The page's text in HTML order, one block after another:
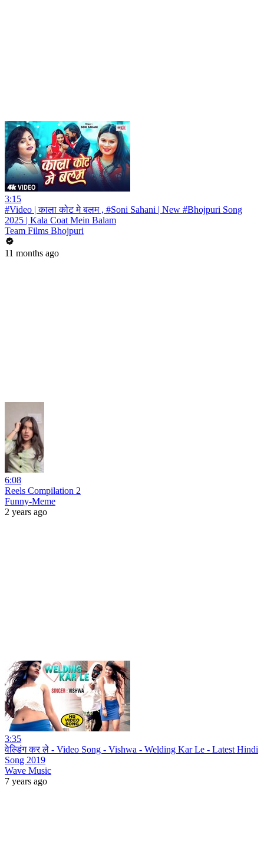
3:15
#Video | काला कोट मे बलम , #Soni Sahani | New #Bhojpuri Song
2025 | Kala Coat Mein Balam
Team Films Bhojpuri
11 months ago
6:08
Reels Compilation 2
Funny-Meme
2 years ago
3:35
वेल्डिंग कर ले - Video Song - Vishwa - Welding Kar Le - Latest Hindi
Song 2019
Wave Music
7 years ago